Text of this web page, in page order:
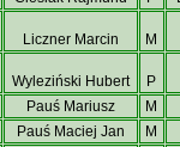
Liczner Marcin M
Wyleziński Hubert
P
Pauś Mariusz
M
Pauś Maciej Jan
M